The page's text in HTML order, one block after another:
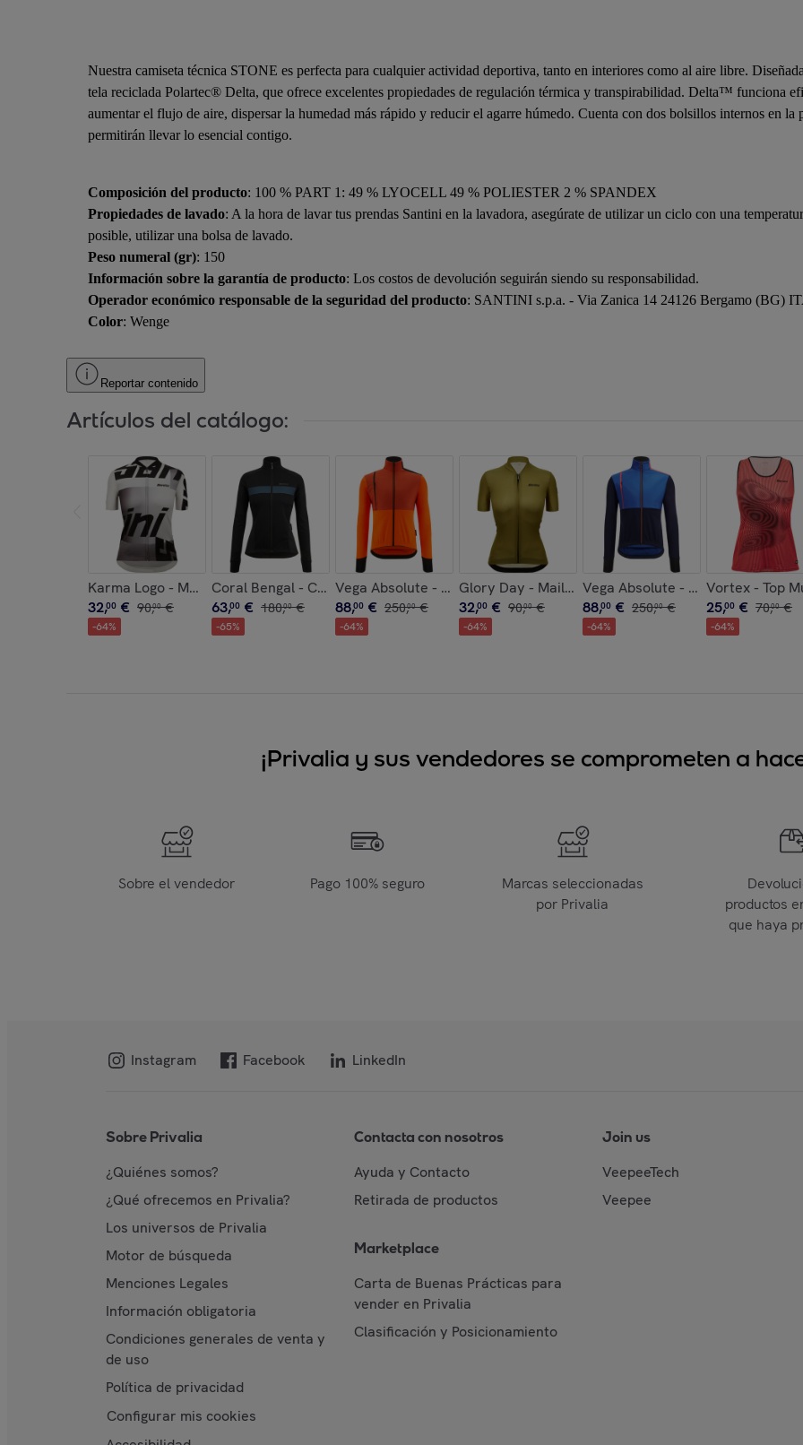
Nuestra camiseta técnica STONE es perfecta para cualquier actividad deportiva, tanto en interiores como al aire libre.
tela reciclada Polartec® Delta, que ofrece excelentes propiedades de regulación térmica y transpirabilidad. Delta™ funciona
aumentar el flujo de aire, dispersar la humedad más rápido y reducir el agarre húmedo. Cuenta con dos bolsillos internos en la
permitirán llevar lo esencial contigo.
Composición del producto: 100 % PART 1: 49 % LYOCELL 49 % POLIESTER 2 % SPANDEX
Propiedades de lavado: A la hora de lavar tus prendas Santini en la lavadora, asegúrate de utilizar un ciclo con una
posible, utilizar una bolsa de lavado.
Peso numeral (gr): 150
Información sobre la garantía de producto: Los costos de devolución seguirán siendo su responsabilidad.
Operador económico responsable de la seguridad del producto: SANTINI s.p.a. - Via Zanica 14 24126 Bergamo (BG)
Color: Wenge
Reportar contenido
Artículos del catálogo:
Karma Logo - Maillot Mujer - Negro - Mujer
32,00 € 90,00 €
-64%
Coral Bengal - Chaqueta Mujer - Negro - Mujer
63,00 € 180,00 €
-65%
Vega Absolute - Chaqueta - Naranja Fluocolor_es - Hombre
88,00 € 250,00 €
-64%
Glory Day - Maillot Mujer - Verde Militar - Mujer
32,00 € 90,00 €
-64%
Vega Absolute - Chaqueta - Azul
88,00 € 250,00 €
-64%
Vortex - Top
25,00 € 70,00 €
-64%
¡Privalia y sus vendedores se comprometen a
Sobre el vendedor Pago 100% seguro
Marcas seleccionadas
por Privalia
productos
que haya
Instagram Facebook LinkedIn
Sobre Privalia
¿Quiénes somos?
¿Qué ofrecemos en Privalia?
Los universos de Privalia
Motor de búsqueda
Menciones Legales
Información obligatoria
Condiciones generales de venta y
de uso
Política de privacidad
Configurar mis cookies
Contacta con nosotros
Ayuda y Contacto
Retirada de productos
Marketplace
Carta de Buenas Prácticas para
vender en Privalia
Clasificación y Posicionamiento
Join us
VeepeeTech
Veepee